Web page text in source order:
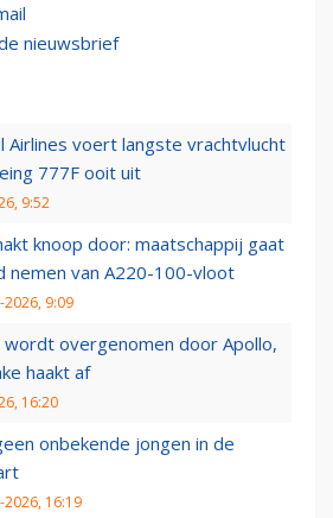
nieuwsbrief
Airlines voert langste vrachtvlucht
777F ooit uit
9:52
knoop door: maatschappij gaat
nemen van A220-100-vloot
2026, 9:09
wordt overgenomen door Apollo,
haakt af
16:20
onbekende jongen in de
2026, 16:19